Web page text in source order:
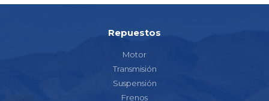
Repuestos
Motor
Transmisión
Suspensión
Frenos